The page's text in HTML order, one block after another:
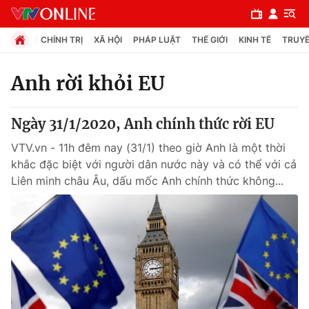
Chuyên mục
Xã hội
Pháp luật
Y tế
Thế giới
CHÍNH TRỊ XÃ HỘI PHÁP LUẬT THẾ GIỚI KINH TẾ
Anh rời khỏi EU
Ngày 31/1/2020, Anh chính thức rời EU
VTV.vn - 11h đêm nay (31/1) theo giờ Anh là một thời
khắc đặc biệt với người dân nước này và có thể với cả
Liên minh châu Âu, dấu mốc Anh chính thức không...